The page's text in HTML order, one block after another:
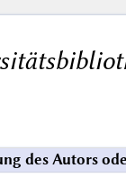
des Autors